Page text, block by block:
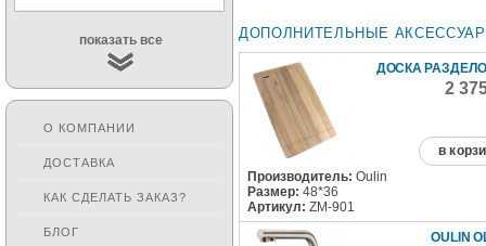
ДОПОЛНИТЕЛЬНЫЕ
ДОСКА
2
в
Производитель: Oulin
Размер: 48*36
Артикул: ZM-901
OULIN
показать все
О КОМПАНИИ
ДОСТАВКА
КАК СДЕЛАТЬ ЗАКАЗ?
БЛОГ